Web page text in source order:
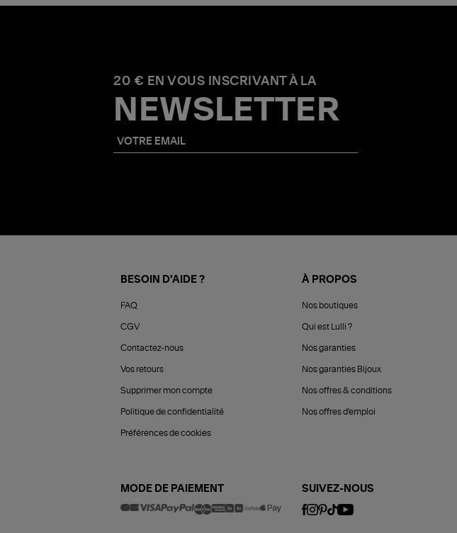
20 € EN VOUS INSCRIVANT À LA
NEWSLETTER
BESOIN D'AIDE ?
FAQ
CGV
Contactez-nous
Vos retours
Supprimer mon compte
Politique de confidentialité
Préférences de cookies
À PROPOS
Nos boutiques
Qui est Lulli ?
Nos garanties
Nos garanties Bijoux
Nos offres & conditions
Nos offres d'emploi
MODE DE PAIEMENT SUIVEZ-NOUS